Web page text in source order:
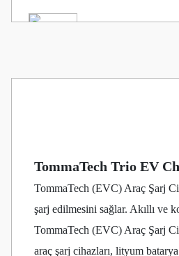
TommaTech Trio EV
TommaTech (EVC) Araç Şarj
şarj edilmesini sağlar. Akıllı ve
TommaTech (EVC) Araç Şarj
araç şarj cihazları, lityum